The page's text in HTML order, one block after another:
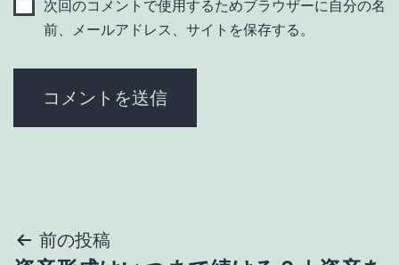
次回のコメントで使用するためブラウザーに自分の名
前、メールアドレス、サイトを保存する。
投前の投稿